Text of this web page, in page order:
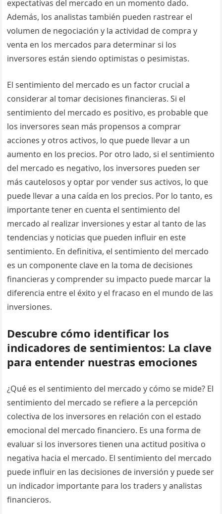
expectativas del mercado en un momento dado.
Además, los analistas también pueden rastrear el
volumen de negociación y la actividad de compra y
venta en los mercados para determinar si los
inversores están siendo optimistas o pesimistas.
El sentimiento del mercado es un factor crucial a
considerar al tomar decisiones financieras. Si el
sentimiento del mercado es positivo, es probable que
los inversores sean más propensos a comprar
acciones y otros activos, lo que puede llevar a un
aumento en los precios. Por otro lado, si el sentimiento
del mercado es negativo, los inversores pueden ser
más cautelosos y optar por vender sus activos, lo que
puede llevar a una caída en los precios. Por lo tanto, es
importante tener en cuenta el sentimiento del
mercado al realizar inversiones y estar al tanto de las
tendencias y noticias que pueden influir en este
sentimiento. En definitiva, el sentimiento del mercado
es un componente clave en la toma de decisiones
financieras y comprender su impacto puede marcar la
diferencia entre el éxito y el fracaso en el mundo de las
inversiones.
Descubre cómo identificar los
indicadores de sentimientos: La clave
para entender nuestras emociones
¿Qué es el sentimiento del mercado y cómo se mide? El
sentimiento del mercado se refiere a la percepción
colectiva de los inversores en relación con el estado
emocional del mercado financiero. Es una forma de
evaluar si los inversores tienen una actitud positiva o
negativa hacia el mercado. El sentimiento del mercado
puede influir en las decisiones de inversión y puede ser
un indicador importante para los traders y analistas
financieros.